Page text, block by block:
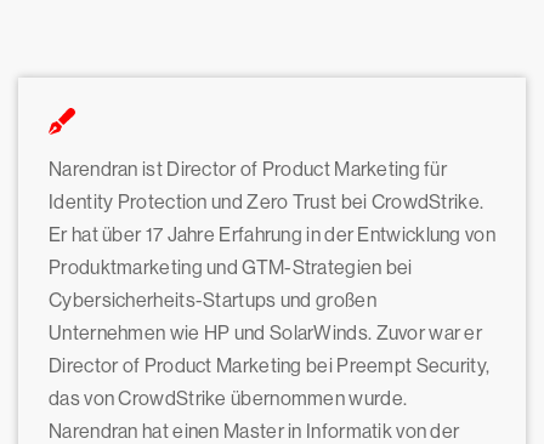
Narendran ist Director of Product Marketing für
Identity Protection und Zero Trust bei CrowdStrike.
Er hat über 17 Jahre Erfahrung in der Entwicklung von
Produktmarketing und GTM-Strategien bei
Cybersicherheits-Startups und großen
Unternehmen wie HP und SolarWinds. Zuvor war er
Director of Product Marketing bei Preempt Security,
das von CrowdStrike übernommen wurde.
Narendran hat einen Master in Informatik von der